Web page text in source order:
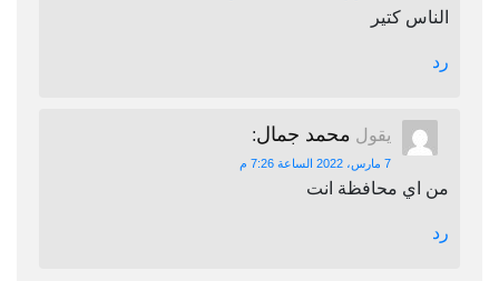
الناس كتير
رد
يقول محمد جمال:
7 مارس، 2022 الساعة 7:26 م
من اي محافظة انت
رد